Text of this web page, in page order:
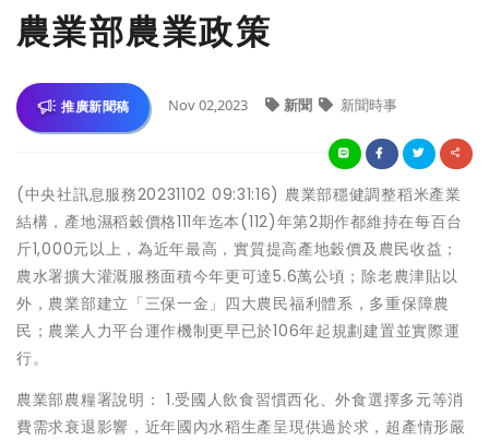
農業部農業政策
推廣新聞稿 Nov 02,2023 新聞 新聞時事
(中央社訊息服務20231102 09:31:16) 農業部穩健調整稻米產業
結構，產地濕稻穀價格111年迄本(112)年第2期作都維持在每百台
斤1,000元以上，為近年最高，實質提高產地穀價及農民收益；
農水署擴大灌溉服務面積今年更可達5.6萬公頃；除老農津貼以
外，農業部建立「三保一金」四大農民福利體系，多重保障農
民；農業人力平台運作機制更早已於106年起規劃建置並實際運
行。
農業部農糧署說明： 1.受國人飲食習慣西化、外食選擇多元等消
費需求衰退影響，近年國內水稻生產呈現供過於求，超產情形嚴